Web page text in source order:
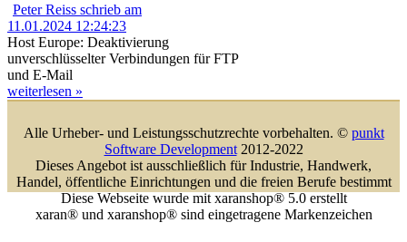
Peter Reiss schrieb am
11.01.2024 12:24:23
Host Europe: Deaktivierung
unverschlüsselter Verbindungen für FTP
und E-Mail
weiterlesen »
Alle Urheber- und Leistungsschutzrechte vorbehalten. © punkt
Software Development2012-2022
Dieses Angebot ist ausschließlich für Industrie, Handwerk,
Handel, öffentliche Einrichtungen und die freien Berufe bestimmt
Diese Webseite wurde mit xaranshop® 5.0 erstellt
xaran® und xaranshop® sind eingetragene Markenzeichen